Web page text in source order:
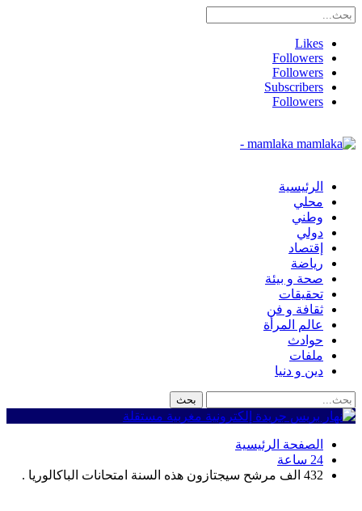
Likes
Followers
Followers
Subscribers
Followers
mamlaka -
الرئيسية
محلي
وطني
دولي
إقتصاد
رياضة
صحة و بيئة
تحقيقات
ثقافة و فن
عالم المرأة
حوادث
ملفات
دين و دنيا
الصفحة الرئيسية
24 ساعة
432 الف مرشح سيجتازون هذه السنة امتحانات الباكالوريا .